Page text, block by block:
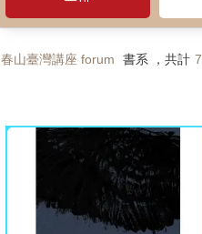
春山臺灣講座 forum 書系 ，共計 7